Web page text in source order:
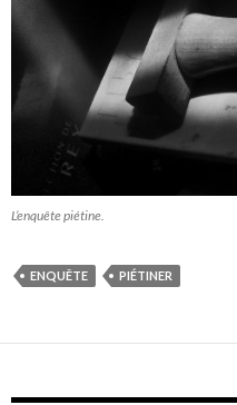
L’enquête piétine.
ENQUÊTE PIÉTINER